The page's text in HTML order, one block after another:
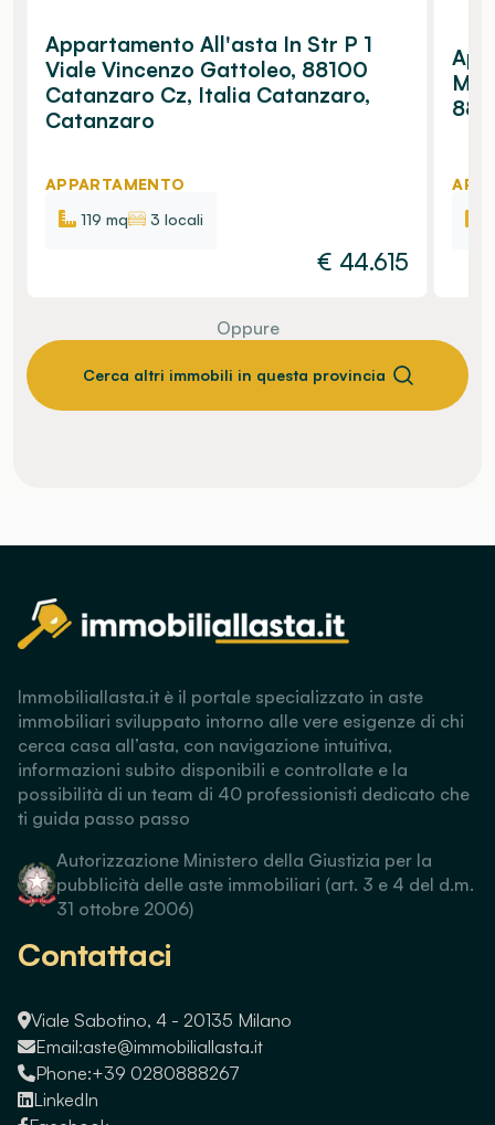
Appartamento All'asta In Str P 1
Viale Vincenzo Gattoleo, 88100
Catanzaro Cz, Italia Catanzaro,
Catanzaro
APPARTAMENTO
119 mq
3 locali
€ 44.615
Oppure
Cerca altri immobili in questa provincia
Immobiliallasta.it è il portale specializzato in aste
immobiliari sviluppato intorno alle vere esigenze di chi
cerca casa all’asta, con navigazione intuitiva,
informazioni subito disponibili e controllate e la
possibilità di un team di 40 professionisti dedicato che
ti guida passo passo
Autorizzazione Ministero della Giustizia per la
pubblicità delle aste immobiliari (art. 3 e 4 del d.m.
31 ottobre 2006)
Contattaci
Viale Sabotino, 4 - 20135 Milano
Email:aste@immobiliallasta.it
Phone:+39 0280888267
LinkedIn